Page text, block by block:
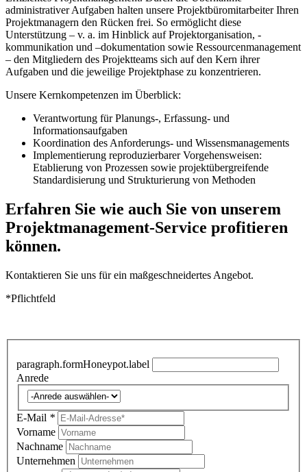
administrativer Aufgaben halten unsere Projektbüromitarbeiter Ihren
Projektmanagern den Rücken frei. So ermöglicht diese
Unterstützung – v. a. im Hinblick auf Projektorganisation, -​
kommunikation und –dokumentation sowie Ressourcenmanagement
– den Mitgliedern des Projektteams sich auf den Kern ihrer
Aufgaben und die jeweilige Projektphase zu konzentrieren.
Unsere Kernkompetenzen im Überblick:
Verantwortung für Planungs-​, Erfassung-​ und
Informationsaufgaben
Koordination des Anforderungs-​ und Wissensmanagements
Implementierung reproduzierbarer Vorgehensweisen:
Etablierung von Prozessen sowie projektübergreifende
Standardisierung und Strukturierung von Methoden
Erfahren Sie wie auch Sie von unserem
Projektmanagement-​Service profitieren
können.
Kontaktieren Sie uns für ein maßgeschneidertes Angebot.
*Pflichtfeld
paragraph.formHoneypot.label
Anrede
E-Mail *
Vorname
Nachname
Unternehmen